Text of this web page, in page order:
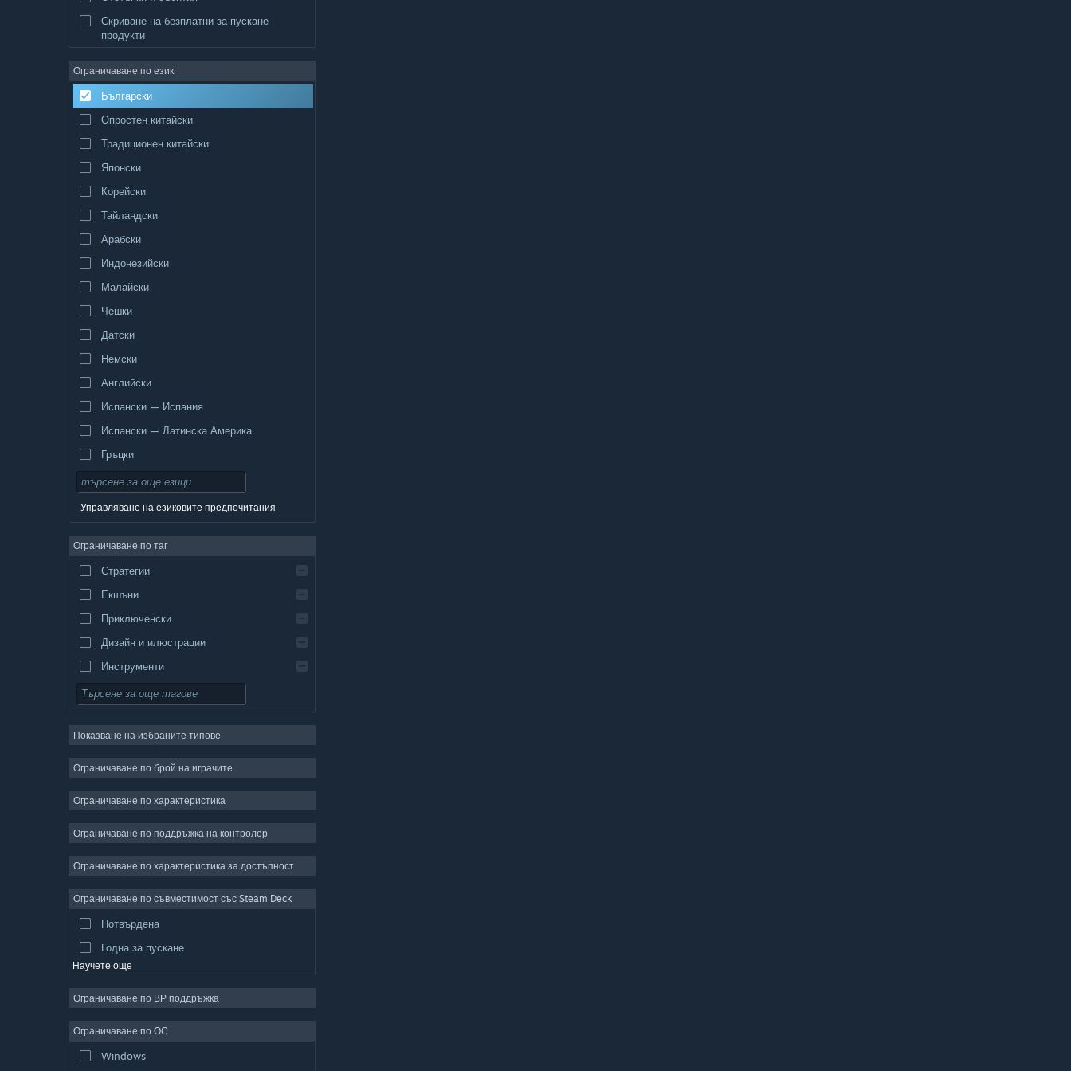
Скриване на безплатни за пускане
продукти
Ограничаване по език
Български
Опростен китайски
Традиционен китайски
Японски
Корейски
Тайландски
Арабски
Индонезийски
Малайски
Чешки
Датски
Немски
Английски
Испански — Испания
Испански — Латинска Америка
Гръцки
Управляване на езиковите предпочитания
Ограничаване по таг
Стратегии
Екшъни
Приключенски
Дизайн и илюстрации
Инструменти
Безплатни за пускане
Масивни мрежови
Независими
Неангажиращи
Симулации
Видео продукция
Редактор на снимки
Показване на избраните типове
Ограничаване по брой на играчите
Ограничаване по характеристика
Ограничаване по поддръжка на контролер
Ограничаване по характеристика за достъпност
Ограничаване по съвместимост със Steam Deck
Потвърдена
Годна за пускане
Научете още
Ограничаване по ВР поддръжка
Ограничаване по ОС
Windows